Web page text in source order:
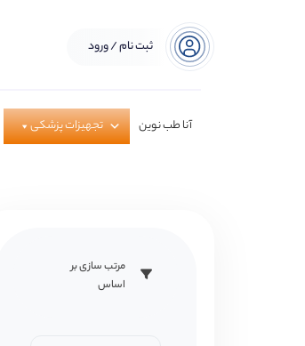
ثبت نام / ورود
آنا طب نوین تجهیزات پزشکی
مرتب سازی بر
اساس